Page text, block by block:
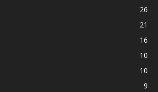
26
21
16
10
10
9